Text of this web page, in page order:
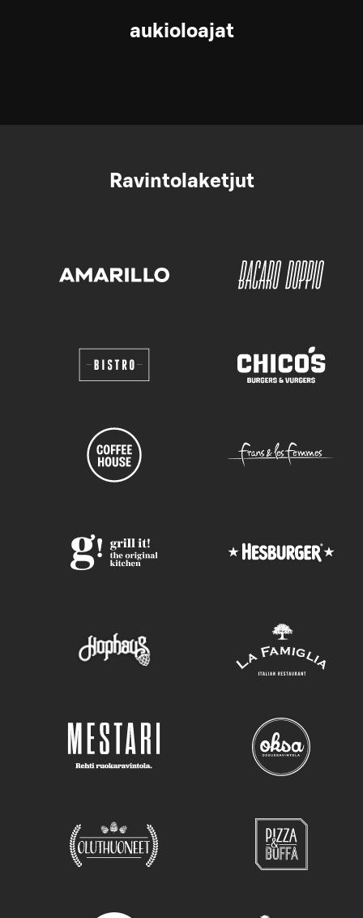
aukioloajat
Ravintolaketjut